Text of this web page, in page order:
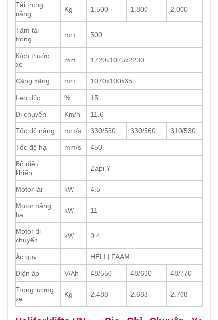
Tải trọng
nâng
Kg 1.500 1.800 2.000
Tâm tải
trọng
mm 500
Kích thước
xe
mm 1720x1075x2230
Càng nâng mm 1070x100x35
Leo dốc % 15
Di chuyển Km/h 11.6
Tốc độ nâng mm/s 330/560 330/560 310/530
Tốc độ hạ mm/s 450
Bộ điều
khiển
Zapi Ý
Motor lái kW 4.5
Motor nâng
hạ
kW 11
Motor di
chuyển
kW 0.4
Ắc quy HELI | FAAM
Điện áp V/Ah 48/550 48/660 48/770
Trọng lượng
xe
Kg 2.488 2.688 2.708